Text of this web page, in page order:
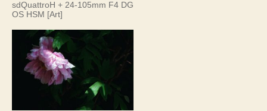
sdQuattroH + 24-105mm F4 DG
OS HSM [Art]